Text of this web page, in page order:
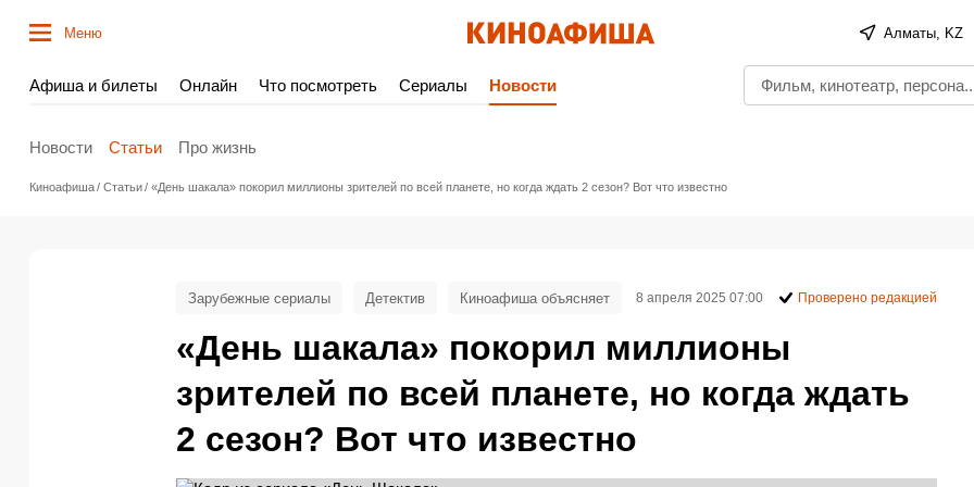
Меню Алматы, KZ
Афиша и билеты Онлайн Что посмотреть Сериалы Новости
Новости Статьи Про жизнь
Киноафиша Статьи «День шакала» покорил миллионы зрителей по всей планете, но когда ждать 2 сезон? Вот что известно
«День шакала» покорил миллионы
зрителей по всей планете, но когда ждать
2 сезон? Вот что известно
Зарубежные сериалы Детектив Киноафиша объясняет 8 апреля 2025 07:00 Проверено редакцией